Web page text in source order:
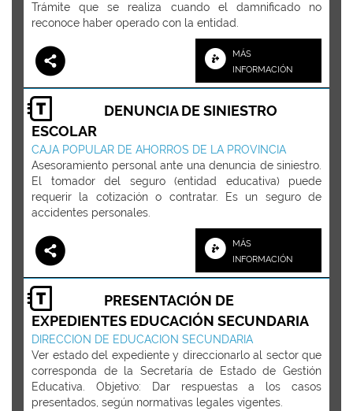
Trámite que se realiza cuando el damnificado no
reconoce haber operado con la entidad.
MÁS
INFORMACIÓN
DENUNCIA DE SINIESTRO
ESCOLAR
CAJA POPULAR DE AHORROS DE LA PROVINCIA
Asesoramiento personal ante una denuncia de siniestro.
El tomador del seguro (entidad educativa) puede
requerir la cotización o contratar. Es un seguro de
accidentes personales.
MÁS
INFORMACIÓN
PRESENTACIÓN DE
EXPEDIENTES EDUCACIÓN SECUNDARIA
DIRECCION DE EDUCACION SECUNDARIA
Ver estado del expediente y direccionarlo al sector que
corresponda de la Secretaría de Estado de Gestión
Educativa. Objetivo: Dar respuestas a los casos
presentados, según normativas legales vigentes.